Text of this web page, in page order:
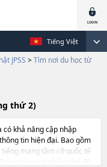
Tiếng Việt
JPSS > Tìm nơi du học từ
thứ 2)
có khả năng cập nhập
tin hiện đại. Bao gồm
mang tầm cỡ quốc tế
cũng có nhiều chế độ